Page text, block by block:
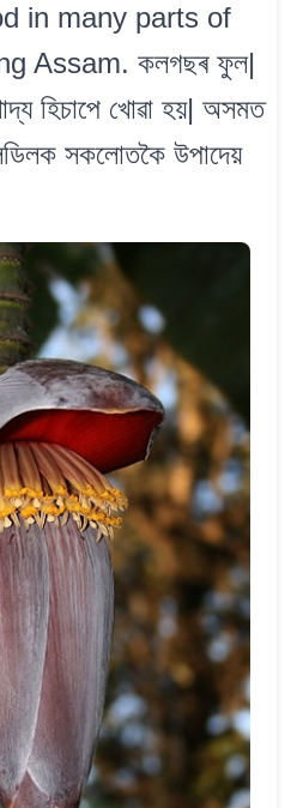
in many parts of
Assam. কলগছৰ ফুল|
হিচাপে খোৱা হয়| অসমত
সকলোতকৈ উপাদেয়